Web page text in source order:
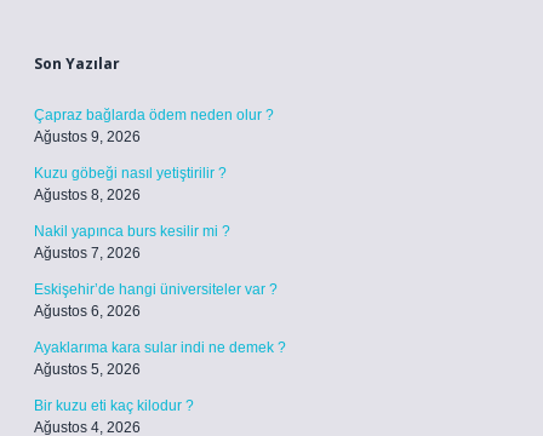
Son Yazılar
Çapraz bağlarda ödem neden olur ?
Ağustos 9, 2026
Kuzu göbeği nasıl yetiştirilir ?
Ağustos 8, 2026
Nakil yapınca burs kesilir mi ?
Ağustos 7, 2026
Eskişehir’de hangi üniversiteler var ?
Ağustos 6, 2026
Ayaklarıma kara sular indi ne demek ?
Ağustos 5, 2026
Bir kuzu eti kaç kilodur ?
Ağustos 4, 2026